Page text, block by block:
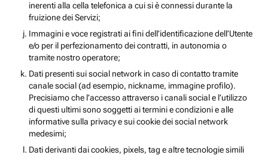
inerenti alla cella telefonica a cui si è connessi durante la
fruizione dei Servizi;
Immagini e voce registrati ai fini dell’identificazione dell’Utente
e/o per il perfezionamento dei contratti, in autonomia o
tramite nostro operatore;
Dati presenti sui social network in caso di contatto tramite
canale social (ad esempio, nickname, immagine profilo).
Precisiamo che l’accesso attraverso i canali social e l’utilizzo
di questi ultimi sono soggetti ai termini e condizioni e alle
informative sulla privacy e sui cookie dei social network
medesimi;
Dati derivanti dai cookies, pixels, tag e altre tecnologie simili